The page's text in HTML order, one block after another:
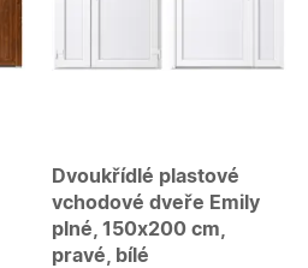
Dvoukřídlé plastové
vchodové dveře Emily
plné, 150x200 cm,
pravé, bílé